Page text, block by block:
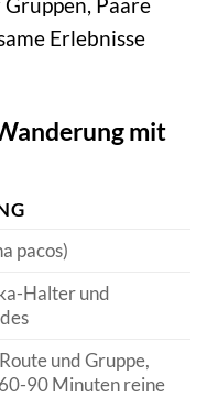
Erlebnisse
mit
pacos)
Halter und
und Gruppe,
90 Minuten reine